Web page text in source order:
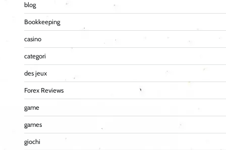
blog
Bookkeeping
casino
categori
des jeux
Forex Reviews
game
games
giochi